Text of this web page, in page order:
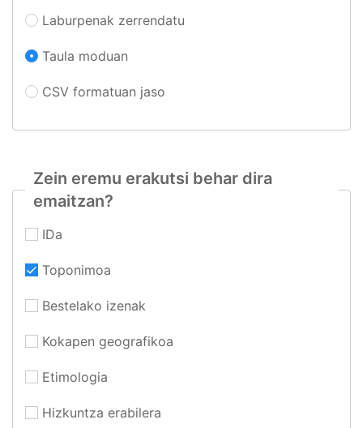
Laburpenak zerrendatu
Taula moduan
CSV formatuan jaso
Zein eremu erakutsi behar dira
emaitzan?
IDa
Toponimoa
Bestelako izenak
Kokapen geografikoa
Etimologia
Hizkuntza erabilera